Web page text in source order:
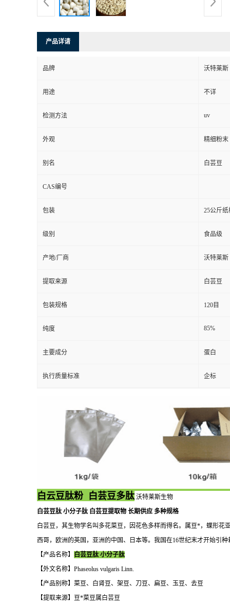
产品详请
品牌 沃特莱斯
用途 不详
检测方法 uv
外观 精细粉末
别名 白芸豆
CAS编号
包装 25公斤
级别 食品级
产地/厂商 沃特莱斯
提取来源 白芸豆
包装规格 120目
纯度 85%
主要成分 蛋白
执行质量标准 企标
白云豆肽粉 白芸豆多肽沃特莱斯生物
白芸豆肽 小分子肽 白芸豆提取物 长期供应 多种规格
白芸豆，其生物学名叫多花菜豆，因花色多样而得名。属豆*，蝶形
西哥，欧洲的英国，亚洲的中国、日本等。我国在16世纪末才开始引
【产品名称】
白芸豆肽 小分子肽
【外文名称】Phaseolus vulgaris Linn.
【产品别称】菜豆、白肾豆、架豆、刀豆、扁豆、玉豆、去豆
【提取来源】豆*菜豆属白芸豆